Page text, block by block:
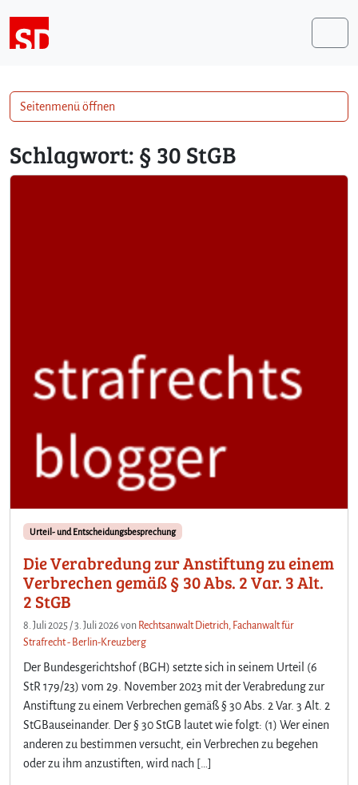
Schlagwort: § 30 StGB
Urteil- und Entscheidungsbesprechung
Die Verabredung zur Anstiftung zu einem
Verbrechen gemäß § 30 Abs. 2 Var. 3 Alt.
2 StGB
8. Juli 2025 /3. Juli 2026 von Rechtsanwalt Dietrich, Fachanwalt für
Strafrecht - Berlin-Kreuzberg
Der Bundesgerichtshof (BGH) setzte sich in seinem Urteil (6
StR 179/23) vom 29. November 2023 mit der Verabredung zur
Anstiftung zu einem Verbrechen gemäß § 30 Abs. 2 Var. 3 Alt. 2
StGBauseinander. Der § 30 StGB lautet wie folgt: (1) Wer einen
anderen zu bestimmen versucht, ein Verbrechen zu begehen
oder zu ihm anzustiften, wird nach […]
Seitenmenü öffnen